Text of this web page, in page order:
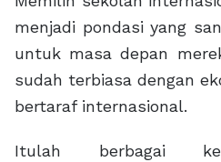
menjadi pondasi yang
untuk masa depan
sudah terbiasa dengan
bertaraf internasional.
Itulah berbagai